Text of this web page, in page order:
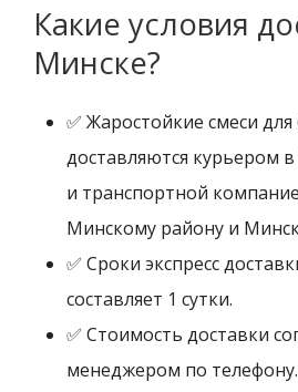
Какие условия
Минске?
✅ Жаростойкие смеси для
доставляются курьером
и транспортной
Минскому району и
✅ Сроки экспресс
составляет 1 сутки.
✅ Стоимость доставки
менеджером по телефону.